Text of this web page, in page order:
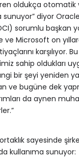
oldukça otomatik
sunuyor” diyor
sorumlu başkan
ve Microsoft on
karşılıyor.
sahip oldukları
bir şeyi yeniden
ve bugüne dek
da aynen
sayesinde
kullanıma sunuyor: